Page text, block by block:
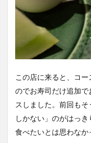
この店に来ると、コ
のでお寿司だけ追加
スしました。前回も
しかない」のがはっ
食べたいとは思わなか